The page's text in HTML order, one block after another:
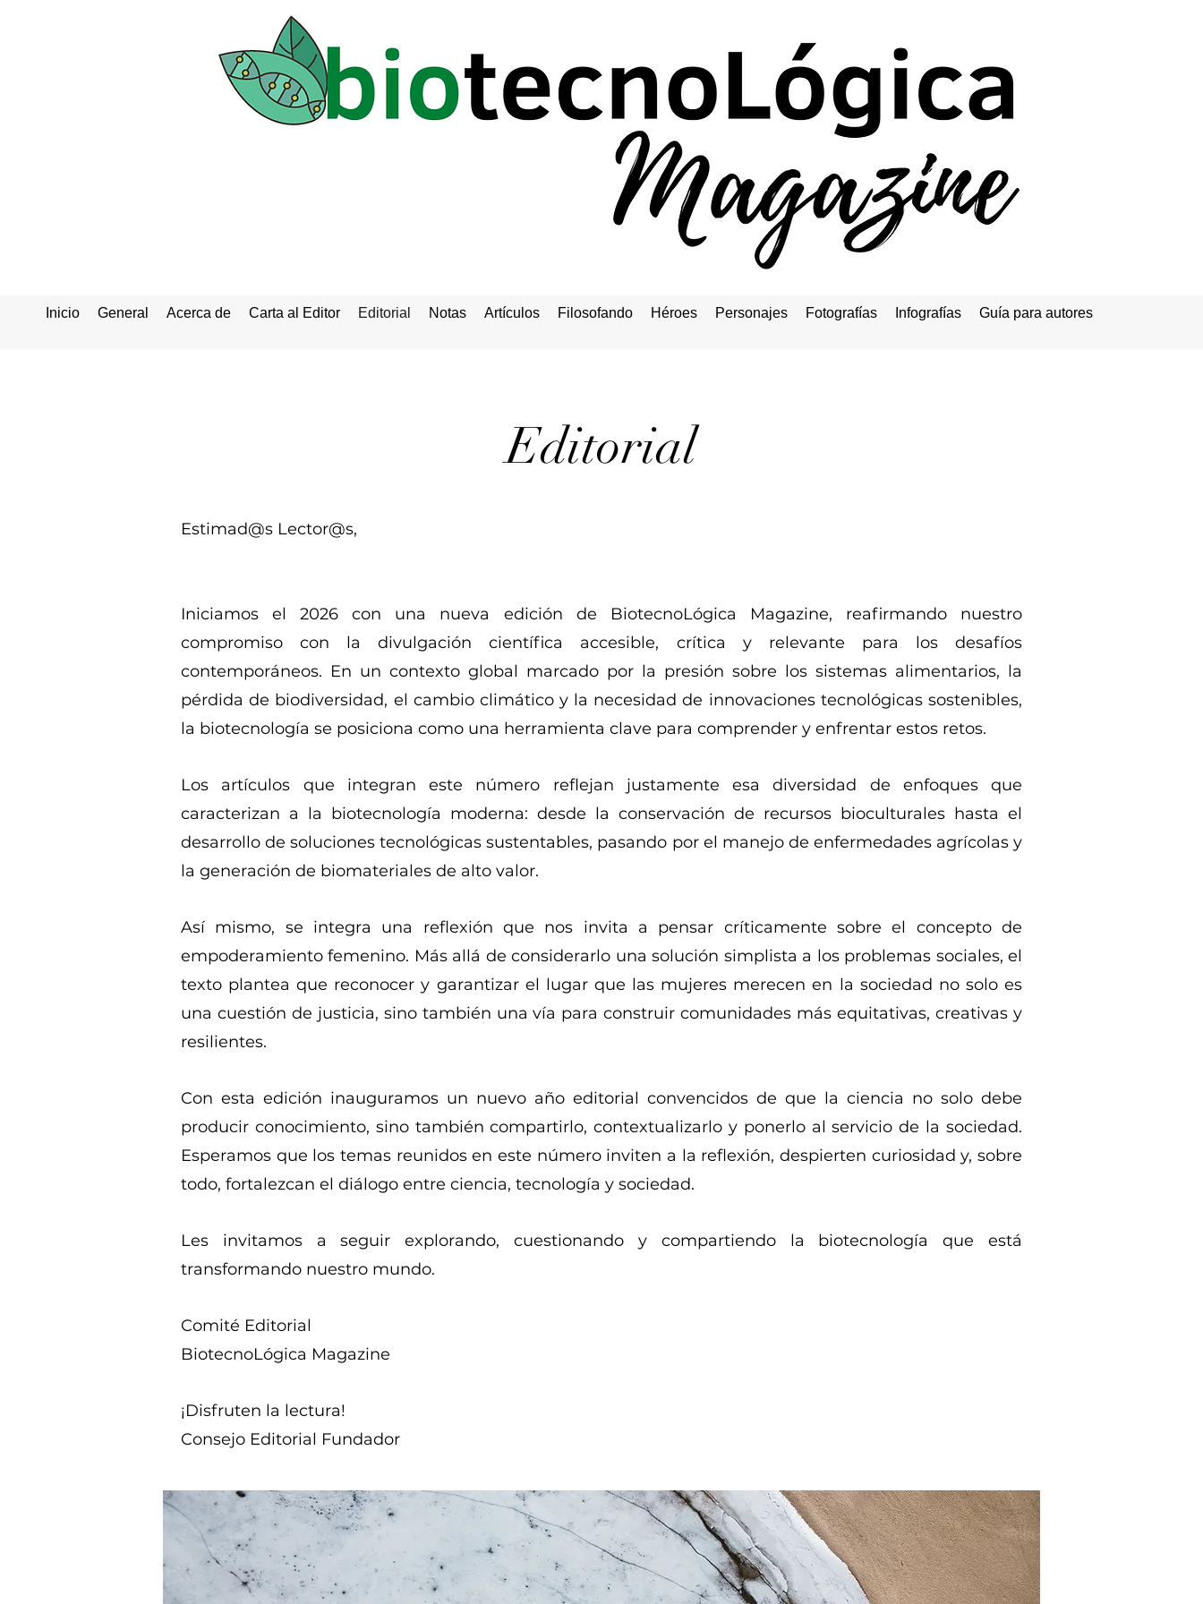
Inicio General Acerca de Carta al Editor Editorial Notas Artículos Filosofando Héroes Personajes Fotografías Infografías Guía para autores
Editorial
Estimad@s Lector@s,
Iniciamos el 2026 con una nueva edición de BiotecnoLógica Magazine, reafirmando nuestro
compromiso con la divulgación científica accesible, crítica y relevante para los desafíos
contemporáneos. En un contexto global marcado por la presión sobre los sistemas alimentarios, la
pérdida de biodiversidad, el cambio climático y la necesidad de innovaciones tecnológicas sostenibles,
la biotecnología se posiciona como una herramienta clave para comprender y enfrentar estos retos.
Los artículos que integran este número reflejan justamente esa diversidad de enfoques que
caracterizan a la biotecnología moderna: desde la conservación de recursos bioculturales hasta el
desarrollo de soluciones tecnológicas sustentables, pasando por el manejo de enfermedades agrícolas y
la generación de biomateriales de alto valor.
Así mismo, se integra una reflexión que nos invita a pensar críticamente sobre el concepto de
empoderamiento femenino. Más allá de considerarlo una solución simplista a los problemas sociales, el
texto plantea que reconocer y garantizar el lugar que las mujeres merecen en la sociedad no solo es
una cuestión de justicia, sino también una vía para construir comunidades más equitativas, creativas y
resilientes.
Con esta edición inauguramos un nuevo año editorial convencidos de que la ciencia no solo debe
producir conocimiento, sino también compartirlo, contextualizarlo y ponerlo al servicio de la sociedad.
Esperamos que los temas reunidos en este número inviten a la reflexión, despierten curiosidad y, sobre
todo, fortalezcan el diálogo entre ciencia, tecnología y sociedad.
Les invitamos a seguir explorando, cuestionando y compartiendo la biotecnología que está
transformando nuestro mundo.
Comité Editorial
BiotecnoLógica Magazine
¡Disfruten la lectura!
Consejo Editorial Fundador